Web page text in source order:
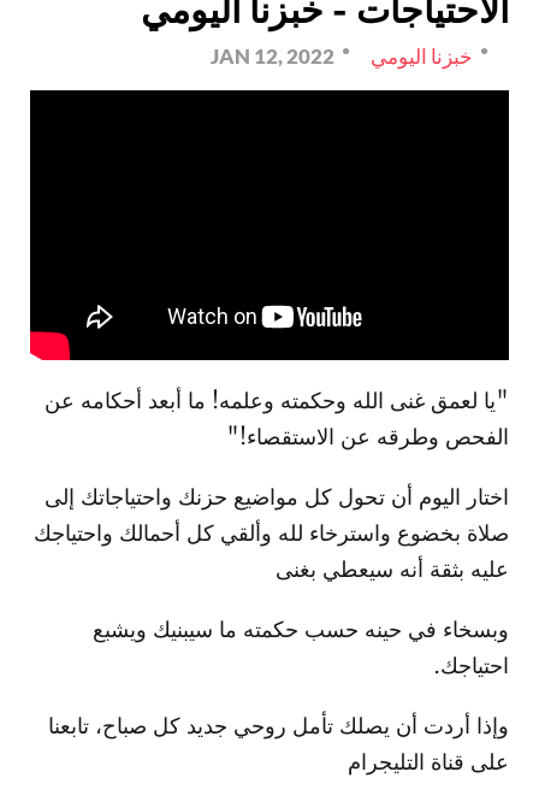
الاحتياجات - خبزنا اليومي
خبزنا اليومي JAN 12, 2022
"يا لعمق غنى الله وحكمته وعلمه! ما أبعد أحكامه عن
الفحص وطرقه عن الاستقصاء!"
اختار اليوم أن تحول كل مواضيع حزنك واحتياجاتك إلى
صلاة بخضوع واسترخاء لله وألقي كل أحمالك واحتياجك
عليه بثقة أنه سيعطي بغنى
وبسخاء في حينه حسب حكمته ما سيبنيك ويشبع
احتياجك.
وإذا أردت أن يصلك تأمل روحي جديد كل صباح، تابعنا
على قناة التليجرام